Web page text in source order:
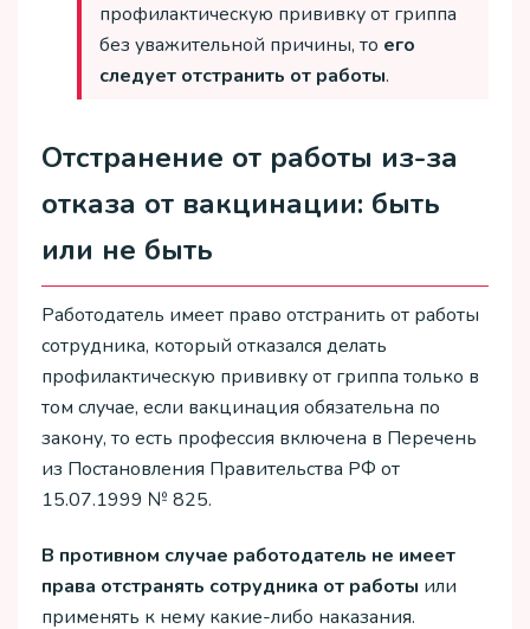
профилактическую прививку от гриппа
без уважительной причины, то его
следует отстранить от работы.
Отстранение от работы из-за
отказа от вакцинации: быть
или не быть
Работодатель имеет право отстранить от работы
сотрудника, который отказался делать
профилактическую прививку от гриппа только в
том случае, если вакцинация обязательна по
закону, то есть профессия включена в Перечень
из Постановления Правительства РФ от
15.07.1999 № 825.
В противном случае работодатель не имеет
права отстранять сотрудника от работы или
применять к нему какие-либо наказания.